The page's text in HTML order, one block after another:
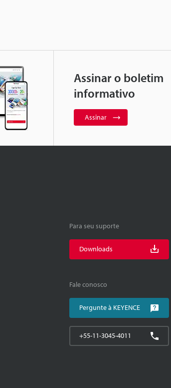
Assinar o boletim
informativo
Assinar
Para seu suporte
Downloads
Fale conosco
Pergunte à KEYENCE
+55-11-3045-4011